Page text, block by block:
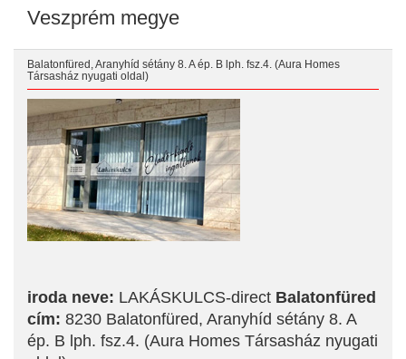
Veszprém megye
Balatonfüred, Aranyhíd sétány 8. A ép. B lph. fsz.4. (Aura Homes
Társasház nyugati oldal)
iroda neve: LAKÁSKULCS-direct Balatonfüred
cím: 8230 Balatonfüred, Aranyhíd sétány 8. A
ép. B lph. fsz.4. (Aura Homes Társasház nyugati